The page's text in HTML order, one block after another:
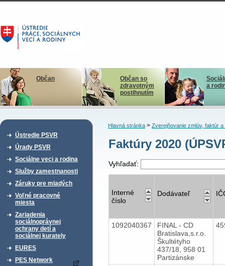
Občan
Občan so
zdravotným
postihnutím
a
Ústredie PSVR
Úrady PSVR
Sociálne veci a rodina
Služby zamestnanosti
Záruky pre mladých
Voľné pracovné
miesta
Zariadenia
sociálnoprávnej
ochrany detí a
sociálnej kurately
EURES
PES Network
Hlavná stránka> Zverejňovanie zmlúv, faktúr a
Faktúry 2020
Vyhľadať:
Interné
číslo
Dodávateľ
1092040367
FINAL - CD
Bratislava,s.r.o.
Škultétyho
437/18, 958 01
Partizánske